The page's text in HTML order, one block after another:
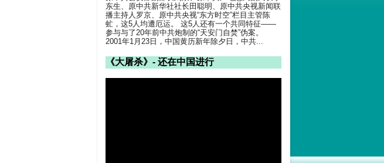
东生、原中共新华社社长田聪明、原中共央视新闻联
播主持人罗京、原中共央视“东方时空”栏目主管陈
虻，这5人均遭厄运。 这5人还有一个共同特征——
参与与了20年前中共炮制的“天安门自焚”伪案。
2001年1月23日，中国黄历新年除夕日，中共...
《大屠杀》- 还在中国进行